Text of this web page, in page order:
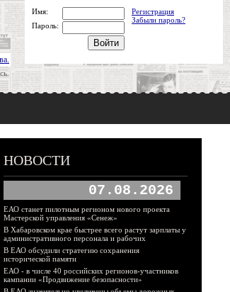
Имя:
Регистрация
Забыли пароль?
Пароль:
НОВОСТИ
07.08.2026
ЕАО станет пилотным регионом нового проекта
Мастерской управления «Сенеж»
В Хабаровском крае быстрее всего растут зарплаты у
административного персонала и рабочих
В ЕАО обсудили стратегию сохранения
исторической памяти
ЕАО - в числе 40 российских регионов-участников
кампании «Продвижение безопасности»